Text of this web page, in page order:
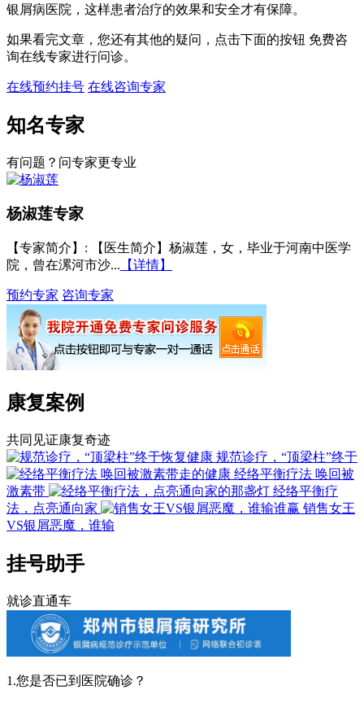
银屑病医院，这样患者治疗的效果和安全才有保障。
如果看完文章，您还有其他的疑问，点击下面的按钮 免费咨
询在线专家进行问诊。
在线预约挂号 在线咨询专家
知名专家
有问题？问专家更专业
杨淑莲专家
【专家简介】 : 【医生简介】杨淑莲，女，毕业于河南中医学
院，曾在漯河市沙... 【详情】
预约专家 咨询专家
康复案例
共同见证康复奇迹
规范诊疗，“顶梁柱”终于
经络平衡疗法 唤回被
激素带
经络平衡疗
法，点亮通向家
销售女王
VS银屑恶魔，谁输
挂号助手
就诊直通车
1.您是否已到医院确诊？